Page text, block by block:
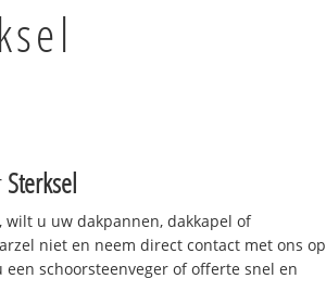
Sterksel
u uw dakpannen, dakkapel of
niet en neem direct contact met ons op
een schoorsteenveger of offerte snel en